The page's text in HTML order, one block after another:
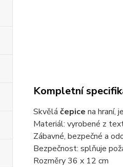
Kompletní
Skvělá čepice na hraní,
Materiál: vyrobené z
Zábavné, bezpečné a
Bezpečnost: splňuje
Rozměry 36 x 12 cm